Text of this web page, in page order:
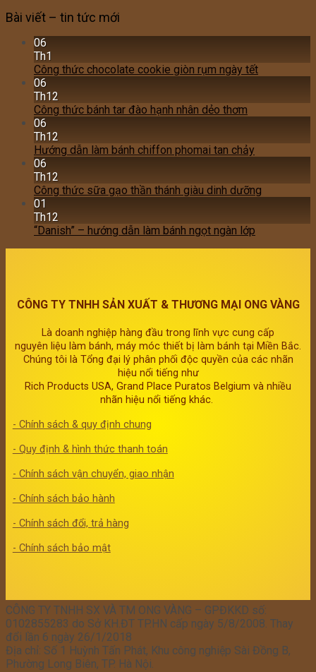
Bài viết – tin tức mới
06
Th1
Công thức chocolate cookie giòn rụm ngày tết
06
Th12
Công thức bánh tar đào hạnh nhân dẻo thơm
06
Th12
Hướng dẫn làm bánh chiffon phomai tan chảy
06
Th12
Công thức sữa gạo thần thánh giàu dinh dưỡng
01
Th12
“Danish” – hướng dẫn làm bánh ngọt ngàn lớp
CÔNG TY TNHH SẢN XUẤT & THƯƠNG MẠI ONG VÀNG
Là doanh nghiệp hàng đầu trong lĩnh vực cung cấp
nguyên liệu làm bánh, máy móc thiết bị làm bánh tại Miền Bắc.
Chúng tôi là Tổng đại lý phân phối độc quyền của các nhãn
hiệu nổi tiếng như
Rich Products USA, Grand Place Puratos Belgium và nhiều
nhãn hiệu nổi tiếng khác.
- Chính sách & quy định chung
- Quy định & hình thức thanh toán
- Chính sách vận chuyển, giao nhận
- Chính sách bảo hành
- Chính sách đổi, trả hàng
- Chính sách bảo mật
CÔNG TY TNHH SX VÀ TM ONG VÀNG – GPĐKKD số:
0102855283 do Sở KH.ĐT TP.HN cấp ngày 5/8/2008. Thay
đổi lần 6 ngày 26/1/2018
Địa chỉ: Số 1 Huỳnh Tấn Phát, Khu công nghiệp Sài Đồng B,
Phường Long Biên, TP. Hà Nội.